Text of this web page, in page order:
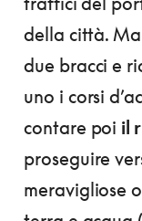
della città.
due bracci e
uno i corsi
contare poi il
proseguire
meravigliose